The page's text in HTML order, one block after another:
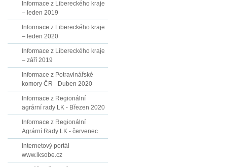
Informace z Libereckého kraje
– leden 2019
Informace z Libereckého kraje
– leden 2020
Informace z Libereckého kraje
– září 2019
Informace z Potravinářské
komory ČR - Duben 2020
Informace z Regionální
agrární rady LK - Březen 2020
Informace z Regionální
Agrární Rady LK - červenec
Internetový portál
www.lksobe.cz